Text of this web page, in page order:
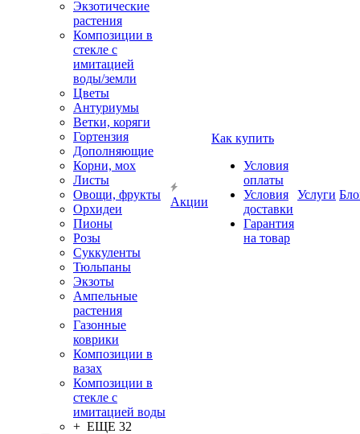
Экзотические
растения
Композиции в
стекле с
имитацией
воды/земли
Цветы
Антуриумы
Ветки, коряги
Гортензия
Дополняющие
Корни, мох
Листы
Овощи, фрукты
Орхидеи
Пионы
Розы
Суккуленты
Тюльпаны
Экзоты
Ампельные
растения
Газонные
коврики
Композиции в
вазах
Композиции в
стекле с
имитацией воды
+ ЕЩЕ 32
Акции
Как купить
Условия
оплаты
Условия
доставки
Гарантия
на товар
Услуги